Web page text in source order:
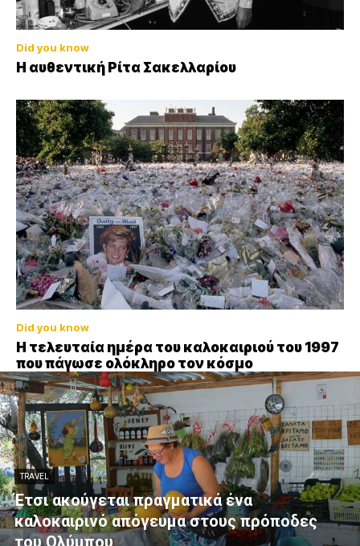
Did you know
Η αυθεντική Ρίτα Σακελλαρίου
Did you know
Η τελευταία ημέρα του καλοκαιριού του 1997
που πάγωσε ολόκληρο τον κόσμο
TRAVEL
Έτσι ακούγεται πραγματικά ένα
καλοκαιρινό απόγευμα στους πρόποδες